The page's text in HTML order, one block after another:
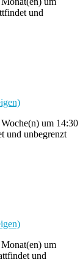
und
um 14:30
und unbegrenzt
um
und